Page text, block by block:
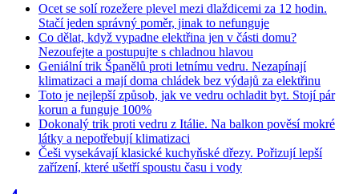
Ocet se solí rozežere plevel mezi dlaždicemi za 12 hodin.
Stačí jeden správný poměr, jinak to nefunguje
Co dělat, když vypadne elektřina jen v části domu?
Nezoufejte a postupujte s chladnou hlavou
Geniální trik Španělů proti letnímu vedru. Nezapínají
klimatizaci a mají doma chládek bez výdajů za elektřinu
Toto je nejlepší způsob, jak ve vedru ochladit byt. Stojí pár
korun a funguje 100%
Dokonalý trik proti vedru z Itálie. Na balkon pověsí mokré
látky a nepotřebují klimatizaci
Češi vysekávají klasické kuchyňské dřezy. Pořizují lepší
zařízení, které ušetří spoustu času i vody